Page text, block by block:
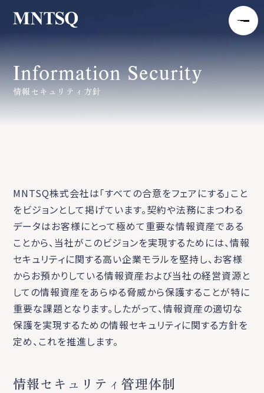
Information Security
情報セキュリティ方針
MNTSQ株式会社は「すべての合意をフェアにする」こと
をビジョンとして掲げています。契約や法務にまつわる
データはお客様にとって極めて重要な情報資産である
ことから、当社がこのビジョンを実現するためには、情報
セキュリティに関する高い企業モラルを堅持し、お客様
からお預かりしている情報資産および当社の経営資源と
しての情報資産をあらゆる脅威から保護することが特に
重要な課題となります。したがって、情報資産の適切な
保護を実現するための情報セキュリティに関する方針を
定め、これを推進します。
情報セキュリティ管理体制